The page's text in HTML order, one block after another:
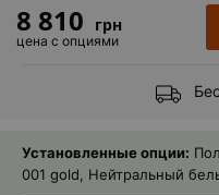
8 810 грн
цена с опциями
Установленные опции:
001 gold, Нейтральный